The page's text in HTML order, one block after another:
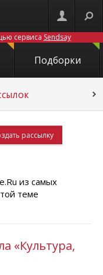
сервиса Sendsay
Подборки
рассылку
из самых
теме
«Культура,